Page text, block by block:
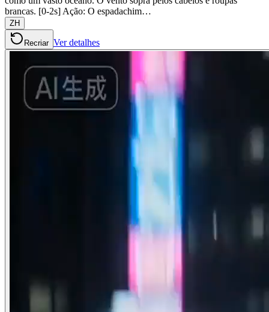
brancas. [0-2s] Ação: O espadachim…
ZH
Recriar Ver detalhes